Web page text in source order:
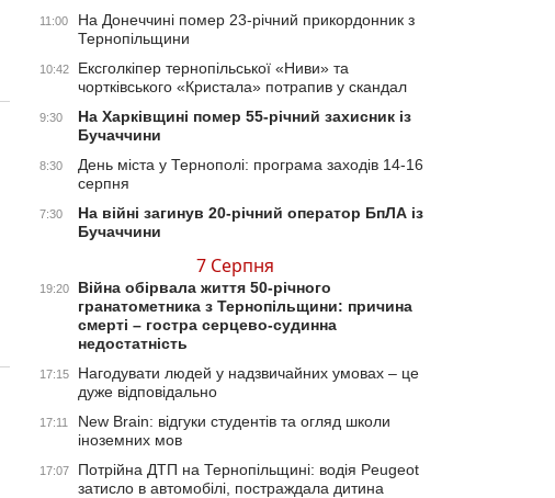
11:00
На Донеччині помер 23-річний прикордонник з
Тернопільщини
10:42
Ексголкіпер тернопільської «Ниви» та
чортківського «Кристала» потрапив у скандал
9:30
На Харківщині помер 55-річний захисник із
Бучаччини
8:30
День міста у Тернополі: програма заходів 14-16
серпня
7:30
На війні загинув 20-річний оператор БпЛА із
Бучаччини
7 Серпня
19:20
Війна обірвала життя 50-річного
гранатометника з Тернопільщини: причина
смерті – гостра серцево-судинна
недостатність
17:15
Нагодувати людей у надзвичайних умовах – це
дуже відповідально
17:11
New Brain: відгуки студентів та огляд школи
іноземних мов
17:07
Потрійна ДТП на Тернопільщині: водія Peugeot
затисло в автомобілі, постраждала дитина